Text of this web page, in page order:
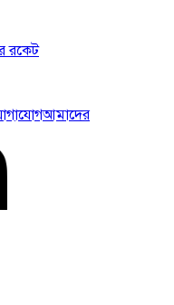
রকেট
আমাদের